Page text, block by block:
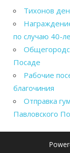
Тихонов
по случаю 40-
Посаде
Рабочие
благочиния
Отправка
Павловского